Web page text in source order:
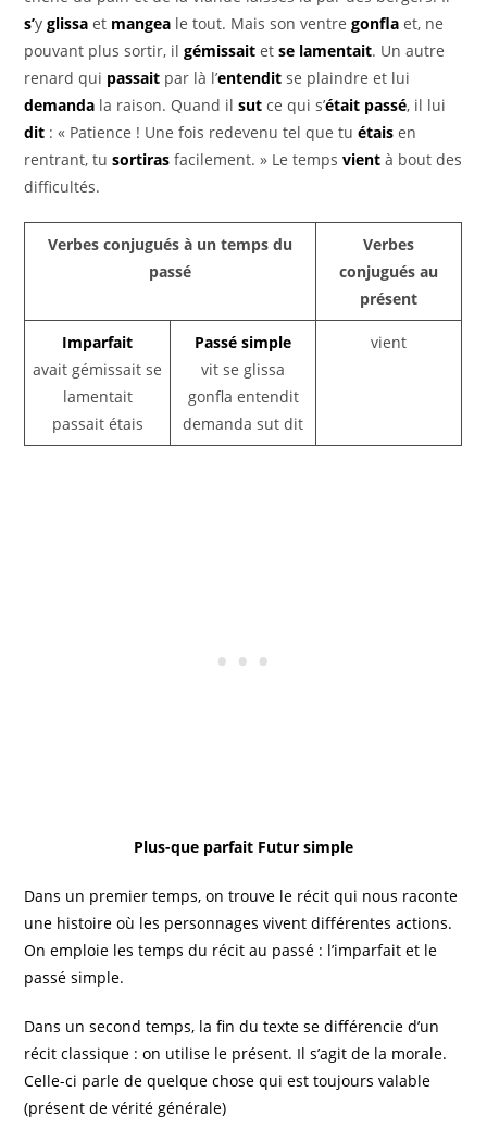
s’yglissa et mangea le tout. Mais son ventregonfla et, ne
pouvant plus sortir, ilgémissait etse lamentait. Un autre
renard qui passait par là l’entendit se plaindre et lui
demanda la raison. Quand ilsut ce qui s’était passé, il lui
dit : « Patience ! Une fois redevenu tel que tuétais en
rentrant, tusortiras facilement. » Le tempsvient à bout des
difficultés.
Verbes conjugués à un temps du
passé
Verbes
conjugués au
présent
Imparfait
avait gémissait se
lamentait
passait étais
Passé simple
vit se glissa
gonfla entendit
demanda sut dit
vient
Plus-que parfait Futur simple
Dans un premier temps, on trouve le récit qui nous raconte
une histoire où les personnages vivent différentes actions.
On emploie les temps du récit au passé : l’imparfait et le
passé simple.
Dans un second temps, la fin du texte se différencie d’un
récit classique : on utilise le présent. Il s’agit de la morale.
Celle-ci parle de quelque chose qui est toujours valable
(présent de vérité générale)